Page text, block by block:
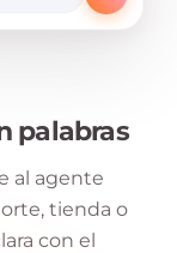
palabras
al agente
tienda o
con el